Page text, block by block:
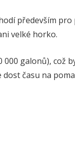
především
velké horko.
000 galonů), což
času na